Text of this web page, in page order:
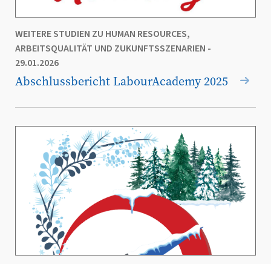
WEITERE STUDIEN ZU HUMAN RESOURCES,
ARBEITSQUALITÄT UND ZUKUNFTSSZENARIEN -
29.01.2026
Abschlussbericht LabourAcademy 2025